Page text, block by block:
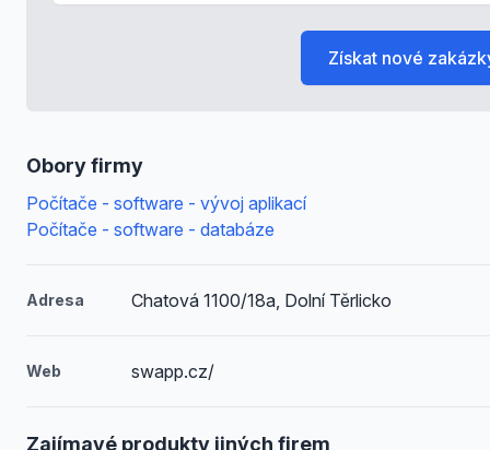
Obory firmy
Počítače - software - vývoj aplikací
Počítače - software - databáze
Adresa Chatová 1100/18a, Dolní Těrlicko
Web swapp.cz/
Zajímavé produkty jiných firem
Získat nové